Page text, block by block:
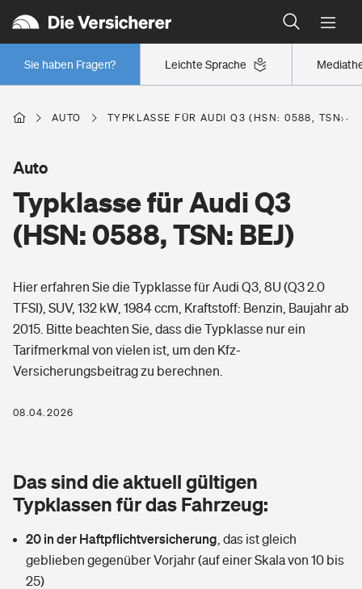
Leichte Sprache
Sie haben Fragen?
Wer versichert was: Jetzt Versicherer finden
Regionalklassen: So ist Ihre Region eingestuft
Wer versichert was: Jetzt Versicherer finden
Berufsunfähigkeitsversicherung
Erwerbsunfähigkeitsversicherung
Grundfähigkeitsversicherung
Arbeitsrechtsschutz
Berufshaftpflichtversicherung
Zur Übersicht
Tools
Wer versichert was: Jetzt Versicherer finden
Wohnen
Glasversicherung
Mietkautionsversicherung
Freizeit
Pri­vate Haft­pflicht­
Kinderunfall­ver­si­che­rung
Kinderinvalidität
Gesundheit
Private Krankenversicherung
Dread-Disease-Versicherung
Tierkrankenversicherung
Zur Übersicht
AUTO TYPKLASSE FÜR AUDI Q3 (HSN: 0588, TSN:
Typklasse für Audi Q3
(HSN: 0588, TSN: BEJ)
Auto
Hier erfahren Sie die Typklasse für Audi Q3, 8U (Q3 2.0
TFSI), SUV, 132 kW, 1984 ccm, Kraftstoff: Benzin, Baujahr ab
2015. Bitte beachten Sie, dass die Typklasse nur ein
Tarifmerkmal von vielen ist, um den Kfz-
Versicherungsbeitrag zu berechnen.
08.04.2026
Das sind die aktuell gültigen
Typklassen für das Fahrzeug:
20 in der Haftpflichtversicherung das ist gleich
geblieben gegenüber Vorjahr (auf einer Skala von 10 bis
25)